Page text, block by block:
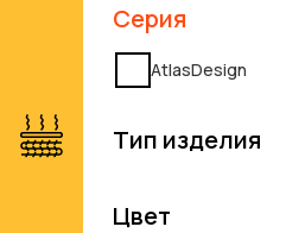
Серия
AtlasDesign
Тип изделия
Цвет